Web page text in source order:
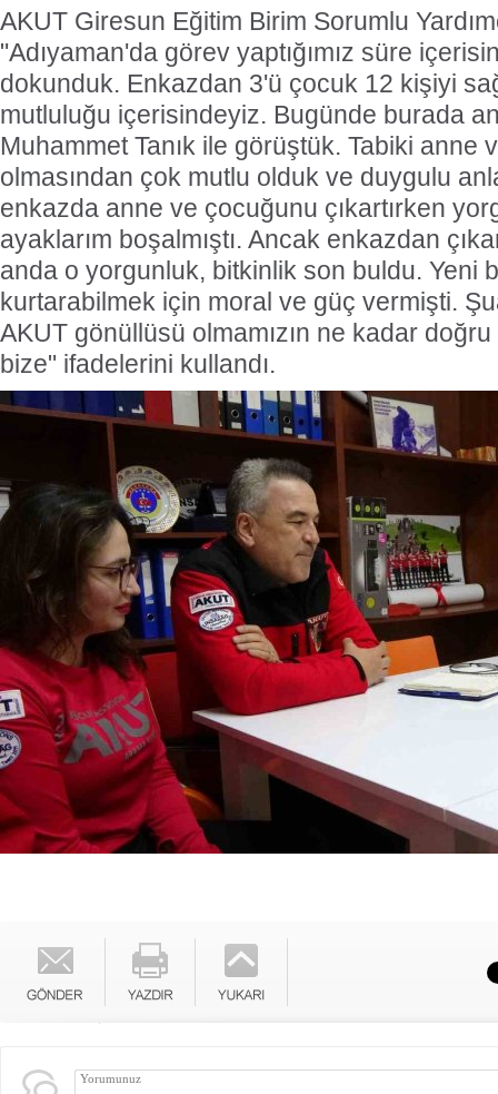
AKUT Giresun Eğitim Birim Sorumlu
"Adıyaman'da görev yaptığımız süre
dokunduk. Enkazdan 3'ü çocuk 12 kişiyi
mutluluğu içerisindeyiz. Bugünde burada
Muhammet Tanık ile görüştük. Tabiki anne
olmasından çok mutlu olduk ve duygulu
enkazda anne ve çocuğunu çıkartırken
ayaklarım boşalmıştı. Ancak enkazdan
anda o yorgunluk, bitkinlik son buldu. Yeni
kurtarabilmek için moral ve güç vermişti.
AKUT gönüllüsü olmamızın ne kadar
bize" ifadelerini kullandı.